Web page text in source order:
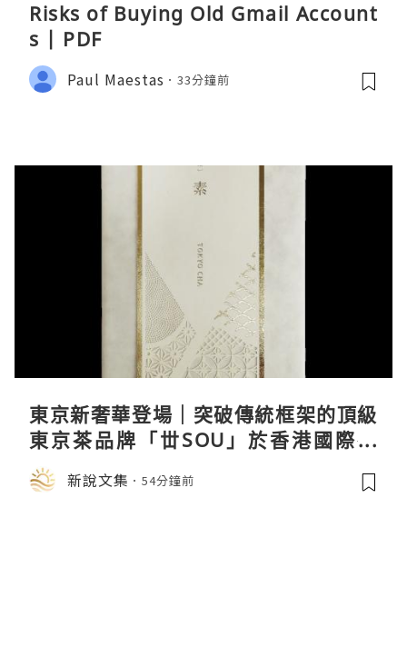
Risks of Buying Old Gmail Account
s | PDF
Paul Maestas 33分鐘前
東京新奢華登場｜突破傳統框架的頂級
東京茶品牌「丗SOU」於香港國際茶
展首度亮相
新說文集 54分鐘前